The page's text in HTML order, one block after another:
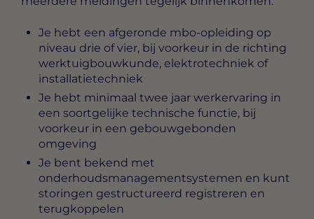
Je hebt een afgeronde mbo-opleiding op
niveau drie of vier, bij voorkeur in de richting
werktuigbouwkunde, elektrotechniek of
installatietechniek
Je hebt minimaal twee jaar werkervaring in
een soortgelijke technische functie, bij
voorkeur in een gebouwgebonden
omgeving
Je bent bekend met
onderhoudsmanagementsystemen en kunt
storingen gestructureerd registreren en
terugkoppelen